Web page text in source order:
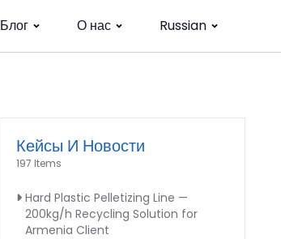
Блог О нас Russian
Кейсы И Новости
197 Items
Hard Plastic Pelletizing Line —
200kg/h Recycling Solution for
Armenia Client